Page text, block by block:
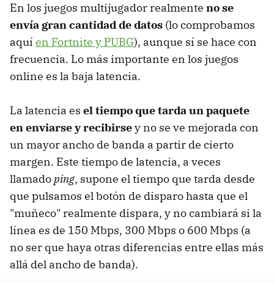
En los juegos multijugador realmente no se
envía gran cantidad de datos (lo comprobamos
aquí en Fortnite y PUBG), aunque sí se hace con
frecuencia. Lo más importante en los juegos
online es la baja latencia.
La latencia es el tiempo que tarda un paquete
en enviarse y recibirsey no se ve mejorada con
un mayor ancho de banda a partir de cierto
margen. Este tiempo de latencia, a veces
llamadoping, supone el tiempo que tarda desde
que pulsamos el botón de disparo hasta que el
"muñeco" realmente dispara, y no cambiará si la
línea es de 150 Mbps, 300 Mbps o 600 Mbps (a
no ser que haya otras diferencias entre ellas más
allá del ancho de banda).